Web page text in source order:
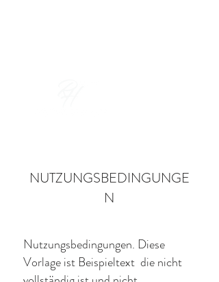
NUTZUNGSBEDINGUNGE
N
Nutzungsbedingungen. Diese
Vorlage ist Beispieltext die nicht